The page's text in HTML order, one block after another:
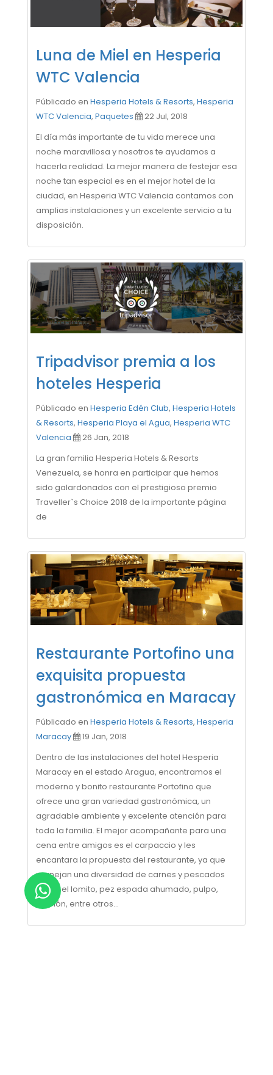
Luna de Miel en Hesperia
WTC Valencia
Públicado en Hesperia Hotels & Resorts, Hesperia
WTC Valencia, Paquetes
22 Jul, 2018
El día más importante de tu vida merece una
noche maravillosa y nosotros te ayudamos a
hacerla realidad. La mejor manera de festejar esa
noche tan especial es en el mejor hotel de la
ciudad, en Hesperia WTC Valencia contamos con
amplias instalaciones y un excelente servicio a tu
disposición.
Tripadvisor premia a los
hoteles Hesperia
Públicado en Hesperia Edén Club, Hesperia Hotels
& Resorts, Hesperia Playa el Agua, Hesperia WTC
Valencia
26 Jan, 2018
La gran familia Hesperia Hotels & Resorts
Venezuela, se honra en participar que hemos
sido galardonados con el prestigioso premio
Traveller`s Choice 2018 de la importante página
de
Restaurante Portofino una
exquisita propuesta
gastronómica en Maracay
Públicado en Hesperia Hotels & Resorts, Hesperia
Maracay
19 Jan, 2018
Dentro de las instalaciones del hotel Hesperia
Maracay en el estado Aragua, encontramos el
moderno y bonito restaurante Portofino que
ofrece una gran variedad gastronómica, un
agradable ambiente y excelente atención para
toda la familia. El mejor acompañante para una
cena entre amigos es el carpaccio y les
encantara la propuesta del restaurante, ya que
manejan una diversidad de carnes y pescados
como el lomito, pez espada ahumado, pulpo,
salmón, entre otros...